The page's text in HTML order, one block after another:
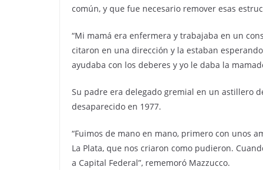
común, y que fue necesario remover esas
“Mi mamá era enfermera y trabajaba en un
citaron en una dirección y la estaban
ayudaba con los deberes y yo le daba la
Su padre era delegado gremial en un astillero
desaparecido en 1977.
“Fuimos de mano en mano, primero con unos
La Plata, que nos criaron como pudieron.
a Capital Federal”, rememoró Mazzucco.